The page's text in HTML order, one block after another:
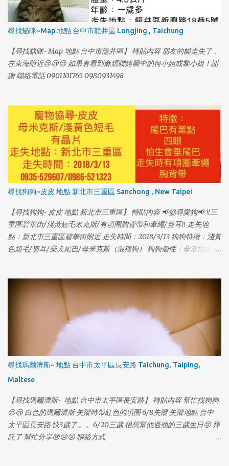
1
1
尋找貓咪~Map 地點 台中市龍井區 Longjing , Taichung
【尋找貓咪~Map 地點 台中市龍井區】 轉貼內容 朋友的貓走失了，
在東海附近😢😢😢 如果有看到麻煩聯絡圖中的何小姐或黎小姐！謝
謝 聯絡電話 0901101765 0980931498
1
尋找狗狗~皮皮 地點 新北市三重區 Sanchong , New Taipei
【尋找狗狗~皮皮 地點 新北市三重區】 轉貼內容 📢協尋愛狗📢 ‼️三
重區碧華街/淺黃短毛米克斯/有項圈胸背帶和牽繩/剪耳‼️ 走失地
點：新北市三重區碧華街附近 走失時間：2018/3/13 狗狗特徵：淺黃
色短毛/剪耳/柴犬尾巴/母米克斯（混種狗） 狗狗個性：非常怕生、
讓她自己跑出門了，請大家幫忙注意是否有她的行蹤，希望皮皮可
以趕快回家...謝謝🙏！ [有晶片] #走失 #狗走失
尋找瑪爾濟斯~ 地點 台中市太平區長安路 Taichung, Taiping,
Maltese
【尋找瑪爾濟斯~ 地點 台中市太平區長安路】 轉貼內容 幫忙找狗狗
😢😢 白色的瑪爾濟斯 失蹤時帶紅色的項圈 6/8失蹤 失蹤地點 台中
太平區長安路 快3歲了 。。6/20三歲 很想幫他過他的三歲生日😢 拜
託了 幫忙分享😢😢😢 聯絡方式